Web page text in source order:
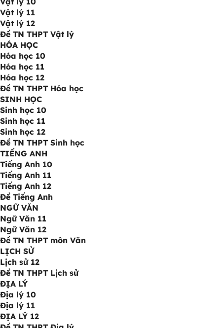
Vật lý 11
Vật lý 12
Đề TN THPT Vật lý
HÓA HỌC
Hóa học 10
Hóa học 11
Hóa học 12
Đề TN THPT Hóa học
SINH HỌC
Sinh học 10
Sinh học 11
Sinh học 12
Đề TN THPT Sinh học
TIẾNG ANH
Tiếng Anh 10
Tiếng Anh 11
Tiếng Anh 12
Đề Tiếng Anh
NGỮ VĂN
Ngữ Văn 11
Ngữ Văn 12
Đề TN THPT môn Văn
LỊCH SỬ
Lịch sử 12
Đề TN THPT Lịch sử
ĐỊA LÝ
Địa lý 10
Địa lý 11
ĐỊA LÝ 12